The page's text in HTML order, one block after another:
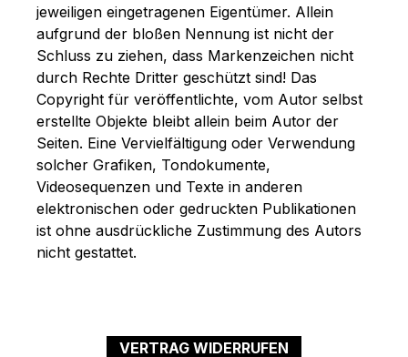
jeweiligen eingetragenen Eigentümer. Allein
aufgrund der bloßen Nennung ist nicht der
Schluss zu ziehen, dass Markenzeichen nicht
durch Rechte Dritter geschützt sind! Das
Copyright für veröffentlichte, vom Autor selbst
erstellte Objekte bleibt allein beim Autor der
Seiten. Eine Vervielfältigung oder Verwendung
solcher Grafiken, Tondokumente,
Videosequenzen und Texte in anderen
elektronischen oder gedruckten Publikationen
ist ohne ausdrückliche Zustimmung des Autors
nicht gestattet.
VERTRAG WIDERRUFEN